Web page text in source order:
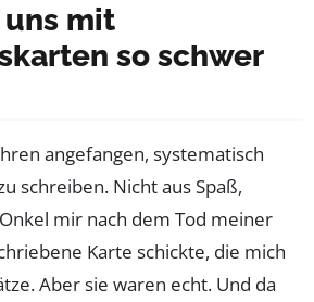
mit
so schwer
angefangen, systematisch
schreiben. Nicht aus Spaß,
mir nach dem Tod meiner
Karte schickte, die mich
Aber sie waren echt. Und da